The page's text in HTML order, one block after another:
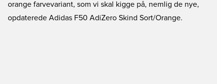
orange farvevariant, som vi skal kigge på, nemlig de nye,
opdaterede Adidas F50 AdiZero Skind Sort/Orange.